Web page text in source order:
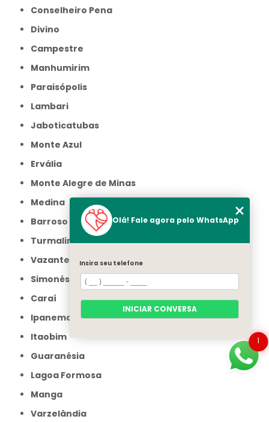
Conselheiro Pena
Divino
Campestre
Manhumirim
Paraisópolis
Lambari
Jaboticatubas
Monte Azul
Ervália
Monte Alegre de Minas
Medina
Barroso
Turmalina
Vazante
Simonésia
Caraí
Ipanema
Itaobim
Guaranésia
Lagoa Formosa
Manga
Varzelândia
1
Olá! Fale agora pelo WhatsApp
Insira seu telefone
INICIAR CONVERSA